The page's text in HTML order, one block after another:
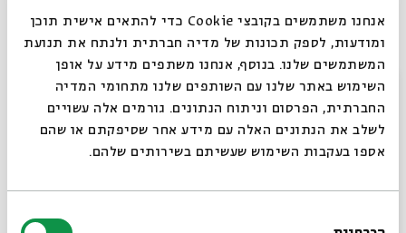
אנחנו משתמשים בקובצי Cookie כדי להתאים אישית תוכן
ומודעות, לספק תכונות של מדיה חברתית ולנתח את תנועת
המשתמשים שלנו. בנוסף, אנחנו משתפים מידע על אופן
השימוש באתר שלנו עם השותפים שלנו מתחומי המדיה
החברתית, הפרסום וניתוח הנתונים. גורמים אלה עשויים
לשלב את הנתונים האלה עם מידע אחר שסיפקתם או שהם
אספו בעקבות השימוש שעשיתם בשירותים שלהם.
15/03/23
ביצירתו המוכרת ביותר של שלום עליכם – טוביה
החולב – מחבר הסופר ביד מיומנת שלל קטבים: בין
צחוק לבכי, בין ערגה לעבר וכמיהה לעתיד, ובין
שקפלן יצר בעקבותיו משקפים את הניגודים הרבים
סגור